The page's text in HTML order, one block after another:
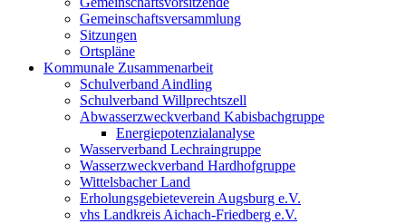
Gemeinschaftsversammlung
Sitzungen
Ortspläne
Kommunale Zusammenarbeit
Schulverband Aindling
Schulverband Willprechtszell
Abwasserzweckverband Kabisbachgruppe
Energiepotenzialanalyse
Wasserverband Lechraingruppe
Wasserzweckverband Hardhofgruppe
Wittelsbacher Land
Erholungsgebieteverein Augsburg e.V.
vhs Landkreis Aichach-Friedberg e.V.